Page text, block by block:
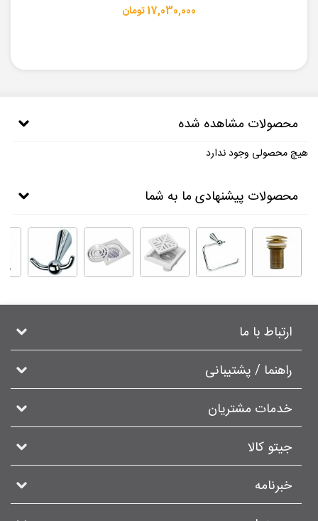
17,030,000 تومان
محصولات مشاهده شده
هیچ محصولی وجود ندارد
محصولات پیشنهادی ما به شما
ارتباط با ما
راهنما / پشتیبانی
خدمات مشتریان
جیتو کالا
خبرنامه